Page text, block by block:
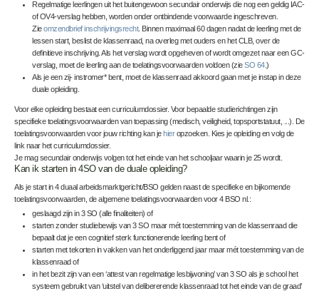
Regelmatige leerlingen uit het buitengewoon secundair onderwijs die nog een geldig IAC-
of OV4-verslag hebben, worden onder ontbindende voorwaarde ingeschreven.
Zieomzendbrief inschrijvingsrecht. Binnen maximaal 60 dagen nadat de leerling met de
lessen start, beslist de klassenraad, na overleg met ouders en het CLB, over de
definitieve inschrijving. Als het verslag wordt opgeheven of wordt omgezet naar een GC-
verslag, moet de leerling aan de toelatingsvoorwaarden voldoen (zieSO 64.)
Als je een zij- instromer* bent, moet de klassenraad akkoord gaan met je instap in deze
duale opleiding.
Voor elke opleiding bestaat een curriculumdossier. Voor bepaalde studierichtingen zijn
specifieke toelatingsvoorwaardenvan toepassing (medisch, veiligheid, topsportstatuut, ...). De
toelatingsvoorwaarden voor jouw richting kan je hieropzoeken. Kies je opleiding en volg de
link naar het curriculumdossier.
Je mag secundair onderwijs volgen tot het einde van het schooljaar waarin je 25 wordt.
Kan ik starten in 4SO van de duale opleiding?
Als je start in 4 duaal arbeidsmarktgericht/BSO gelden naast de specifieke en bijkomende
toelatingsvoorwaarden, de algemene toelatingsvoorwaarden voor 4 BSO nl.:
geslaagd zijn in 3 SO (alle finaliteiten) of
starten zonder studiebewijs van 3 SO maar mét toestemming van de klassenraad die
bepaalt dat je een cognitief sterk functionerende leerling bent of
starten met tekorten in vakken van het onderliggend jaar maar mét toestemming van de
klassenraad of
in het bezit zijn van een ‘attest van regelmatige lesbijwoning’ van 3 SO als je school het
systeem gebruikt van ‘uitstel van delibererende klassenraad tot het einde van de graad’